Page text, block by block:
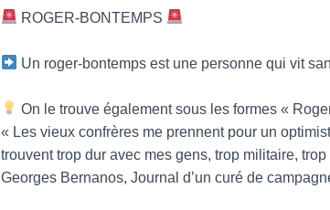
ROGER-BONTEMPS
Un roger-bontemps est une personne qui vit
On le trouve également sous les formes «
« Les vieux confrères me prennent pour un
trouvent trop dur avec mes gens, trop militaire,
Georges Bernanos, Journal d’un curé de